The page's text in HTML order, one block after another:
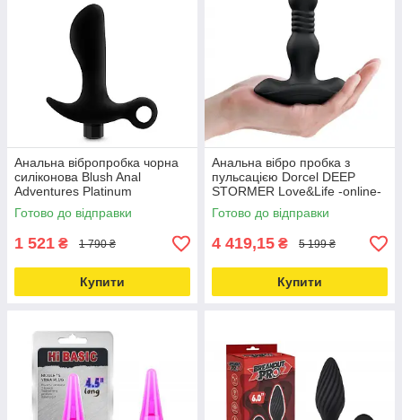
Анальна вібропробка чорна
силіконова Blush Anal
Adventures Platinum
Love&Life -online-multimarket-
Готово до відправки
1 521 ₴ 1 790 ₴
Купити
Анальна вібро пробка з
пульсацією Dorcel DEEP
STORMER Love&Life -online-
multimarket-
Готово до відправки
4 419,15 ₴ 5 199 ₴
Купити